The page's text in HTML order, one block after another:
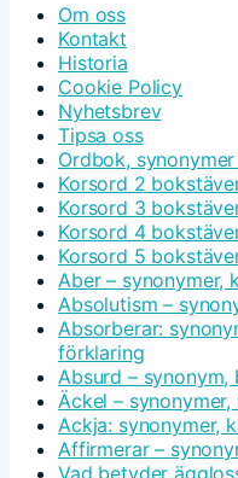
Om oss
Kontakt
Historia
Cookie Policy
Nyhetsbrev
Tipsa oss
Ordbok,
Korsord 2
Korsord 3
Korsord 4
Korsord 5
Aber – synonymer,
Absolutism –
Absorberar:
förklaring
Absurd –
Äckel –
Ackja: synonymer,
Affirmerar –
Vad betyder